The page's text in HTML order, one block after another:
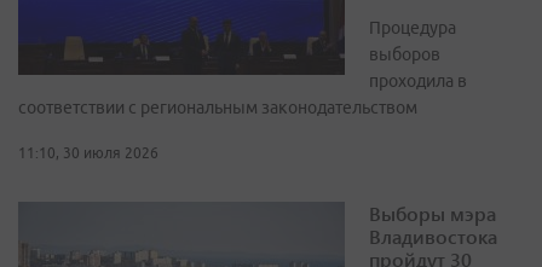
Процедура
выборов
проходила в
соответствии с региональным законодательством
11:10, 30 июля 2026
Выборы мэра
Владивостока
пройдут 30